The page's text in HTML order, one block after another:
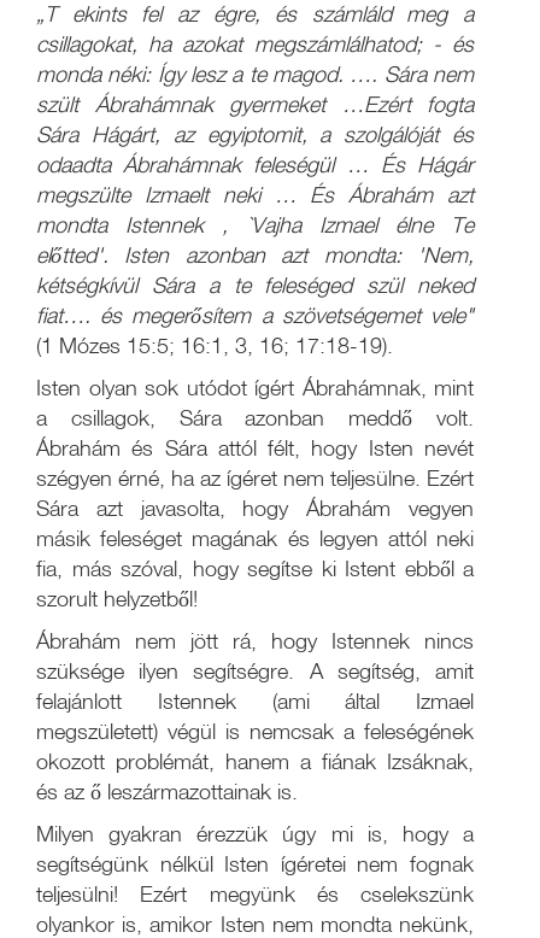
„T
ekints fel az égre, és számláld meg a
csillagokat, ha azokat megszámlálhatod; - és
monda néki: Így lesz a te magod. …. Sára nem
szült Ábrahámnak gyermeket …Ezért fogta
Sára Hágárt, az egyiptomit, a szolgálóját és
odaadta Ábrahámnak feleségül … És Hágár
megszülte Izmaelt neki … És Ábrahám azt
mondta Istennek , `Vajha Izmael élne Te
előtted'. Isten azonban azt mondta: 'Nem,
kétségkívül Sára a te feleséged szül neked
fiat…. és megerősítem a szövetségemet vele"
(1 Mózes 15:5; 16:1, 3, 16; 17:18-19).
Isten olyan sok utódot ígért Ábrahámnak, mint
a csillagok, Sára azonban meddő volt.
Ábrahám és Sára attól félt, hogy Isten nevét
szégyen érné, ha az ígéret nem teljesülne. Ezért
Sára azt javasolta, hogy Ábrahám vegyen
másik feleséget magának és legyen attól neki
fia, más szóval, hogy segítse ki Istent ebből a
szorult helyzetből!
Ábrahám nem jött rá, hogy Istennek nincs
szüksége ilyen segítségre. A segítség, amit
felajánlott Istennek (ami által Izmael
megszületett) végül is nemcsak a feleségének
okozott problémát, hanem a fiának Izsáknak,
és az ő leszármazottainak is.
Milyen gyakran érezzük úgy mi is, hogy a
segítségünk nélkül Isten ígéretei nem fognak
teljesülni! Ezért megyünk és cselekszünk
olyankor is, amikor Isten nem mondta nekünk,